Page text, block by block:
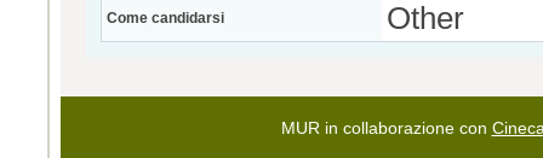
Come candidarsi Other
MUR in collaborazione con